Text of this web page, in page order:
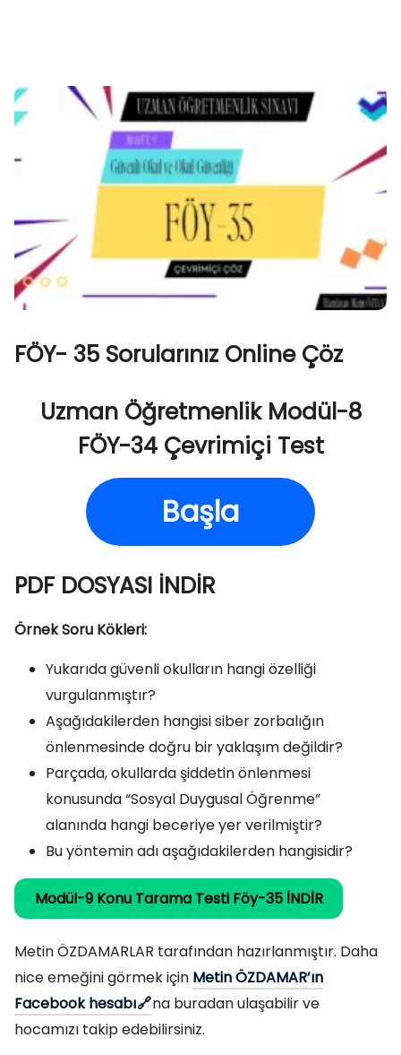
FÖY- 35 Sorularınız Online Çöz
Uzman Öğretmenlik Modül-8
FÖY-34 Çevrimiçi Test
Başla
PDF DOSYASI İNDİR
Örnek Soru Kökleri:
Yukarıda güvenli okulların hangi özelliği
vurgulanmıştır?
Aşağıdakilerden hangisi siber zorbalığın
önlenmesinde doğru bir yaklaşım değildir?
Parçada, okullarda şiddetin önlenmesi
konusunda “Sosyal Duygusal Öğrenme”
alanında hangi beceriye yer verilmiştir?
Bu yöntemin adı aşağıdakilerden hangisidir?
Modül-9 Konu Tarama Testi Föy-35 İNDİR
Metin ÖZDAMARLAR tarafından hazırlanmıştır. Daha
nice emeğini görmek için Metin ÖZDAMAR’ın
Facebook hesabı
na buradan ulaşabilir ve
hocamızı takip edebilirsiniz.